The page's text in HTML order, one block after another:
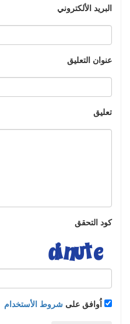
البريد الألكتروني
عنوان التعليق
تعليق
كود التحقق
اُوافق على شروط الأستخدام